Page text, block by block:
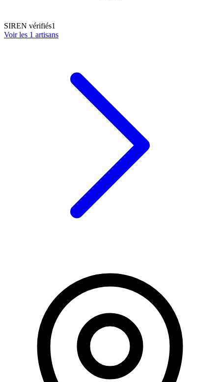
SIREN vérifiés1
Voir les 1 artisans